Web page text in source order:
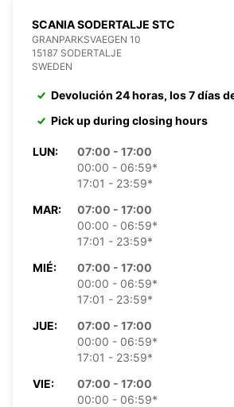
SCANIA SODERTALJE STC
GRANPARKSVAEGEN 10
15187 SODERTALJE
SWEDEN
Devolución 24 horas, los 7 días
Pick up during closing hours
LUN:
07:00 - 17:00
00:00 - 06:59*
17:01 - 23:59*
MAR:
07:00 - 17:00
00:00 - 06:59*
17:01 - 23:59*
MIÉ:
07:00 - 17:00
00:00 - 06:59*
17:01 - 23:59*
JUE:
07:00 - 17:00
00:00 - 06:59*
17:01 - 23:59*
VIE:
07:00 - 17:00
00:00 - 06:59*